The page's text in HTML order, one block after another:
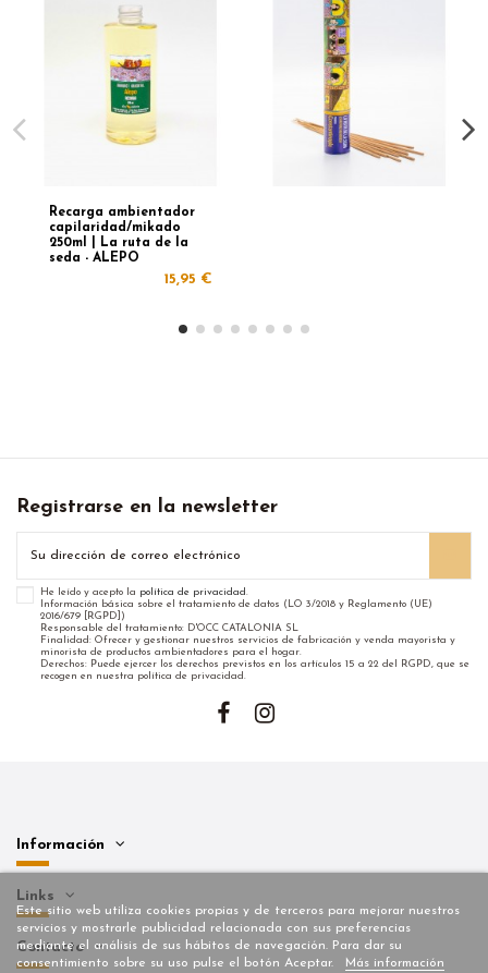
Recarga ambientador
capilaridad/mikado
250ml | La ruta de la
seda - ALEPO
15,95 €
Registrarse en la newsletter
He leído y acepto la política de privacidad .
Información básica sobre el tratamiento de datos (LO 3/2018 y Reglamento (UE)
2016/679 [RGPD])
Responsable del tratamiento: D'OCC CATALONIA SL
Finalidad: Ofrecer y gestionar nuestros servicios de fabricación y venda mayorista y
minorista de productos ambientadores para el hogar.
Derechos: Puede ejercer los derechos previstos en los artículos 15 a 22 del RGPD, que se
recogen en nuestra política de privacidad.
Información
Links
Contacto
Este sitio web utiliza cookies propias y de terceros para mejorar nuestros
servicios y mostrarle publicidad relacionada con sus preferencias
mediante el análisis de sus hábitos de navegación. Para dar su
consentimiento sobre su uso pulse el botón Aceptar.
Más información